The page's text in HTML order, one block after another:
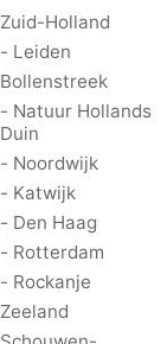
Zuid-Holland
- Leiden
Bollenstreek
- Natuur Hollands
Duin
- Noordwijk
- Katwijk
- Den Haag
- Rotterdam
- Rockanje
Zeeland